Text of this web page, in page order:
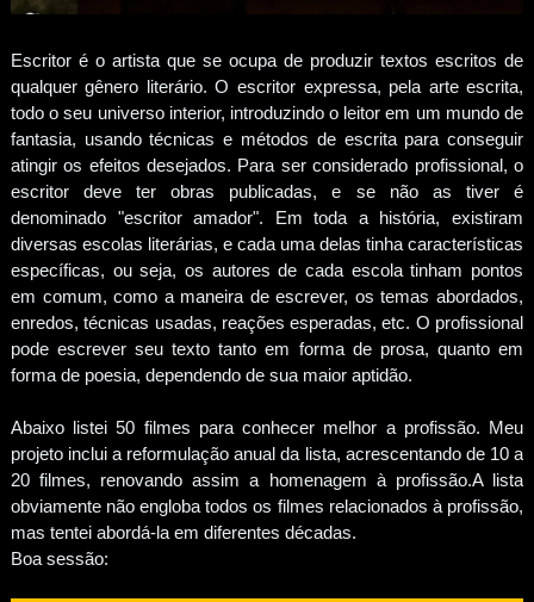
Escritor é o artista que se ocupa de produzir textos escritos de
qualquer gênero literário. O escritor expressa, pela arte escrita,
todo o seu universo interior, introduzindo o leitor em um mundo de
fantasia, usando técnicas e métodos de escrita para conseguir
atingir os efeitos desejados. Para ser considerado profissional, o
escritor deve ter obras publicadas, e se não as tiver é
denominado "escritor amador". Em toda a história, existiram
diversas escolas literárias, e cada uma delas tinha características
específicas, ou seja, os autores de cada escola tinham pontos
em comum, como a maneira de escrever, os temas abordados,
enredos, técnicas usadas, reações esperadas, etc. O profissional
pode escrever seu texto tanto em forma de prosa, quanto em
forma de poesia, dependendo de sua maior aptidão.
Abaixo listei 50 filmes para conhecer melhor a profissão. Meu
projeto inclui a reformulação anual da lista, acrescentando de 10 a
20 filmes, renovando assim a homenagem à profissão.A lista
obviamente não engloba todos os filmes relacionados à profissão,
mas tentei abordá-la em diferentes décadas.
Boa sessão: